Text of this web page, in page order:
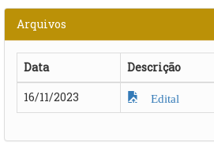
Arquivos
Data Descrição
16/11/2023
Edital